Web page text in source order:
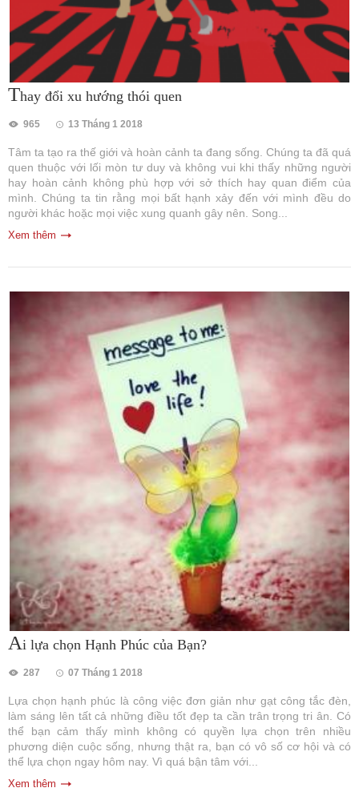
Thay đổi xu hướng thói quen
965 13 Tháng 1 2018
Tâm ta tạo ra thế giới và hoàn cảnh ta đang sống. Chúng ta đã quá
quen thuộc với lối mòn tư duy và không vui khi thấy những người
hay hoàn cảnh không phù hợp với sở thích hay quan điểm của
mình. Chúng ta tin rằng mọi bất hạnh xảy đến với mình đều do
người khác hoặc mọi việc xung quanh gây nên. Song...
Xem thêm
Ai lựa chọn Hạnh Phúc của Bạn?
287 07 Tháng 1 2018
Lựa chọn hạnh phúc là công việc đơn giản như gạt công tắc đèn,
làm sáng lên tất cả những điều tốt đẹp ta cần trân trọng tri ân. Có
thể bạn cảm thấy mình không có quyền lựa chọn trên nhiều
phương diện cuộc sống, nhưng thật ra, bạn có vô số cơ hội và có
thể lựa chọn ngay hôm nay. Vì quá bận tâm với...
Xem thêm